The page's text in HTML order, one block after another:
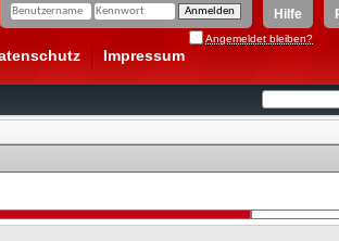
Hilfe
Angemeldet bleiben?
Impressum